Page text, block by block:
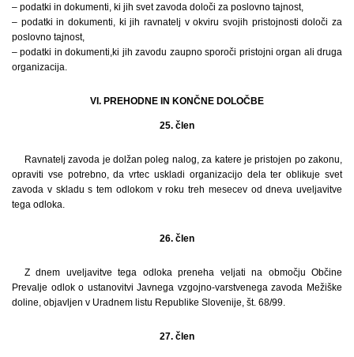
– podatki in dokumenti, ki jih svet zavoda določi za poslovno tajnost,
– podatki in dokumenti, ki jih ravnatelj v okviru svojih pristojnosti določi za
poslovno tajnost,
– podatki in dokumenti,ki jih zavodu zaupno sporoči pristojni organ ali druga
organizacija.
VI. PREHODNE IN KONČNE DOLOČBE
25. člen
Ravnatelj zavoda je dolžan poleg nalog, za katere je pristojen po zakonu,
opraviti vse potrebno, da vrtec uskladi organizacijo dela ter oblikuje svet
zavoda v skladu s tem odlokom v roku treh mesecev od dneva uveljavitve
tega odloka.
26. člen
Z dnem uveljavitve tega odloka preneha veljati na območju Občine
Prevalje odlok o ustanovitvi Javnega vzgojno-varstvenega zavoda Mežiške
doline, objavljen v Uradnem listu Republike Slovenije, št. 68/99.
27. člen